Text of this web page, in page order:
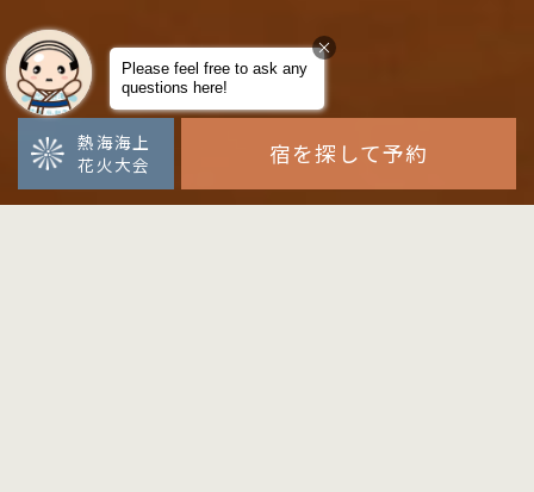
熱海海上
花火大会
宿を探して予約